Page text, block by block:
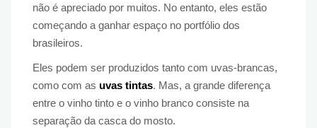
não é apreciado por muitos. No entanto, eles estão
começando a ganhar espaço no portfólio dos
brasileiros.
Eles podem ser produzidos tanto com uvas-brancas,
como com as uvas tintas. Mas, a grande diferença
entre o vinho tinto e o vinho branco consiste na
separação da casca do mosto.